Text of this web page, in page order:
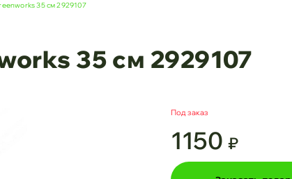
35 см 2929107
35 см 2929107
Под заказ
1150 ₽